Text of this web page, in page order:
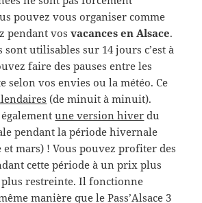
pouvez vous organiser comme
pendant vosvacances en Alsace.
sont utilisables sur 14 jours c’est à
faire des pauses entre les
selon vos envies ou la météo. Ce
(de minuit à minuit).
une version hiver du
pendant la période hivernale
mars) ! Vous pouvez profiter des
cette période à un prix plus
restreinte. Il fonctionne
manière que le Pass’Alsace 3